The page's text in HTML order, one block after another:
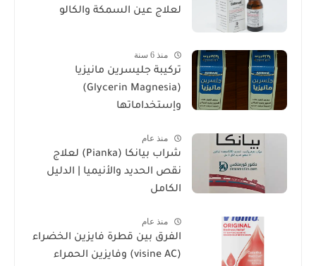
لعلاج عين السمكة والكالو
منذ 6 سنة
تركيبة جليسرين مانيزيا
(Glycerin Magnesia)
وإستخداماتها
منذ عام
شراب بيانكا (Pianka) لعلاج
نقص الحديد والأنيميا | الدليل
الكامل
منذ عام
الفرق بين قطرة فايزين الخضراء
(visine AC) وفايزين الحمراء